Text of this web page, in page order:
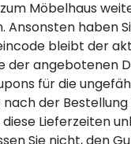
Möbelhaus
haben
bleibt der
der angebotenen
für die
der
Lieferzeiten